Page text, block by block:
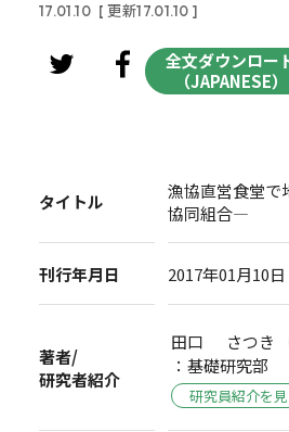
17.01.10 [ 更新17.01.10 ]
全文ダウンロー
（JAPANESE）
タイトル
漁協直営食堂
協同組合―
刊行年月日 2017年01月10日
著者/
研究者紹介
田口 さつき
：基礎研究部
研究員紹介を